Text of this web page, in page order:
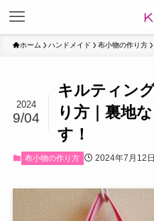
ホーム ハンドメイド 布小物の作り方
キルティン
り方｜裏地
す！
2024
9/04
布小物の作り方 2024年7月12日